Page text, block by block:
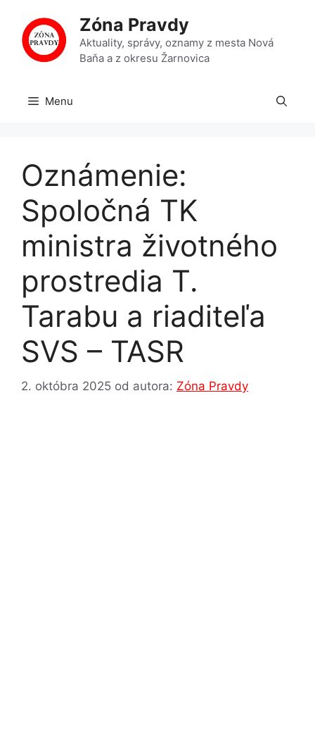
obsah
Zóna Pravdy
Aktuality, správy, oznamy z mesta Nová
Baňa a z okresu Žarnovica
Menu
Oznámenie:
Spoločná TK
ministra životného
prostredia T.
Tarabu a riaditeľa
SVS – TASR
2. októbra 2025 od autora: Zóna Pravdy